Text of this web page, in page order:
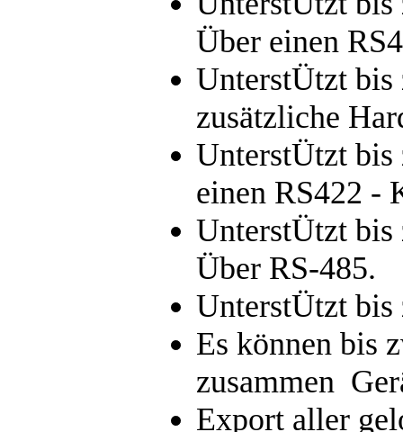
Über einen
UnterstÜtzt bis
zusätzliche
UnterstÜtzt bis
einen RS422 -
UnterstÜtzt bis
Über RS-485.
UnterstÜtzt bis
Es können bis
zusammen
Export aller